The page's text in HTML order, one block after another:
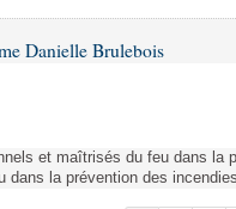
Danielle Brulebois
et maîtrisés du feu dans la
dans la prévention des